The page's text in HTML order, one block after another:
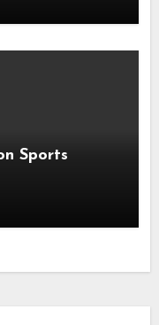
Sports